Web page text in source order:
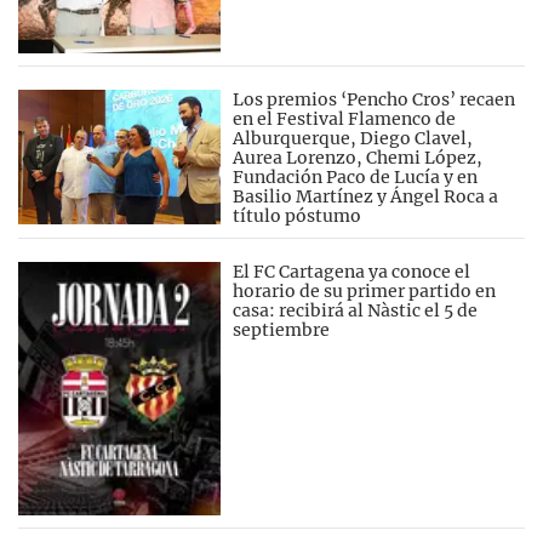
Los premios ‘Pencho Cros’ recaen
en el Festival Flamenco de
Alburquerque, Diego Clavel,
Aurea Lorenzo, Chemi López,
Fundación Paco de Lucía y en
Basilio Martínez y Ángel Roca a
título póstumo
El FC Cartagena ya conoce el
horario de su primer partido en
casa: recibirá al Nàstic el 5 de
septiembre